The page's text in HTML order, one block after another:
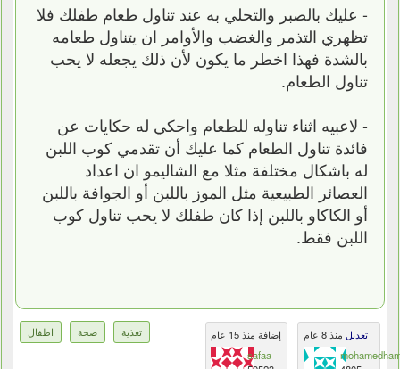
- عليك بالصبر والتحلي به عند تناول طعام طفلك فلا
تظهري التذمر والغضب والأوامر ان يتناول طعامه
بالشدة فهذا اخطر ما يكون لأن ذلك يجعله لا يحب
تناول الطعام.
- لاعبيه اثناء تناوله للطعام واحكي له حكايات عن
فائدة تناول الطعام كما عليك أن تقدمي كوب اللبن
له باشكال مختلفة مثلا مع الشاليمو ان اعداد
العصائر الطبيعية مثل الموز باللبن أو الجوافة باللبن
أو الكاكاو باللبن إذا كان طفلك لا يحب تناول كوب
اللبن فقط.
تغذية صحة اطفال
إضافة منذ 15 عام
safaa
تعديل منذ 8 عام